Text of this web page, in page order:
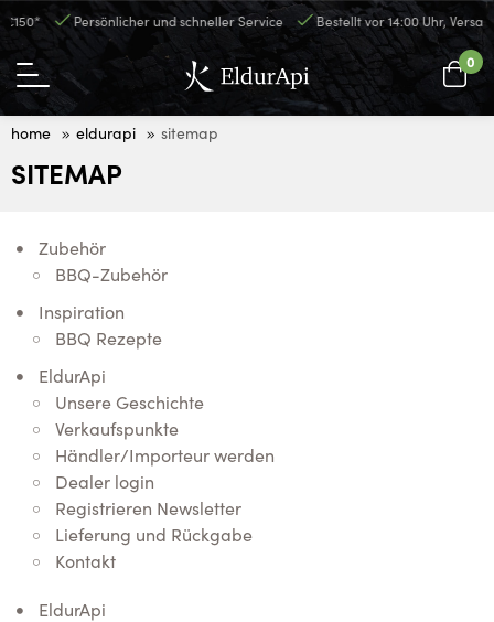
Persönlicher und schneller Service Bestellt vor 14:00 Uhr, Versand
0
home eldurapi sitemap
SITEMAP
Zubehör
BBQ-Zubehör
Inspiration
BBQ Rezepte
EldurApi
Unsere Geschichte
Verkaufspunkte
Händler/Importeur werden
Dealer login
Registrieren Newsletter
Lieferung und Rückgabe
Kontakt
EldurApi